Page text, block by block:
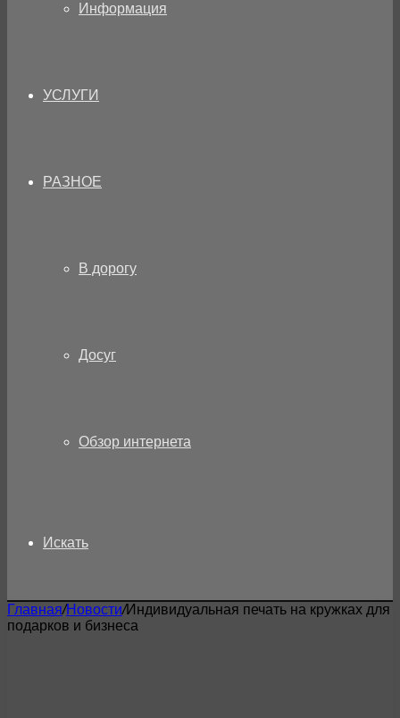
Информация
УСЛУГИ
РАЗНОЕ
В дорогу
Досуг
Обзор интернета
Искать
Главная/Новости/Индивидуальная печать на кружках для
подарков и бизнеса